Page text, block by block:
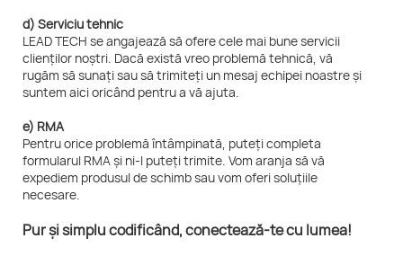
d) Serviciu tehnic
LEAD TECH se angajează să ofere cele mai bune servicii
clienților noștri. Dacă există vreo problemă tehnică, vă
rugăm să sunați sau să trimiteți un mesaj echipei noastre și
suntem aici oricând pentru a vă ajuta.
e) RMA
Pentru orice problemă întâmpinată, puteți completa
formularul RMA și ni-l puteți trimite. Vom aranja să vă
expediem produsul de schimb sau vom oferi soluțiile
necesare.
Pur și simplu codificând, conectează-te cu lumea!